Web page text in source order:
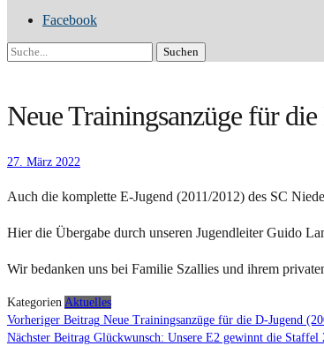
Facebook
Suche
Neue Trainingsanzüge für die
27. März 2022
Auch die komplette E-Jugend (2011/2012) des SC
Hier die Übergabe durch unseren Jugendleiter Guido
Wir bedanken uns bei Familie Szallies und ihrem
Kategorien Aktuelles
Beitragsnavigation
Vorheriger Beitrag Neue Trainingsanzüge für die D-Jugend
Nächster Beitrag Glückwunsch: Unsere E2 gewinnt die Staffel